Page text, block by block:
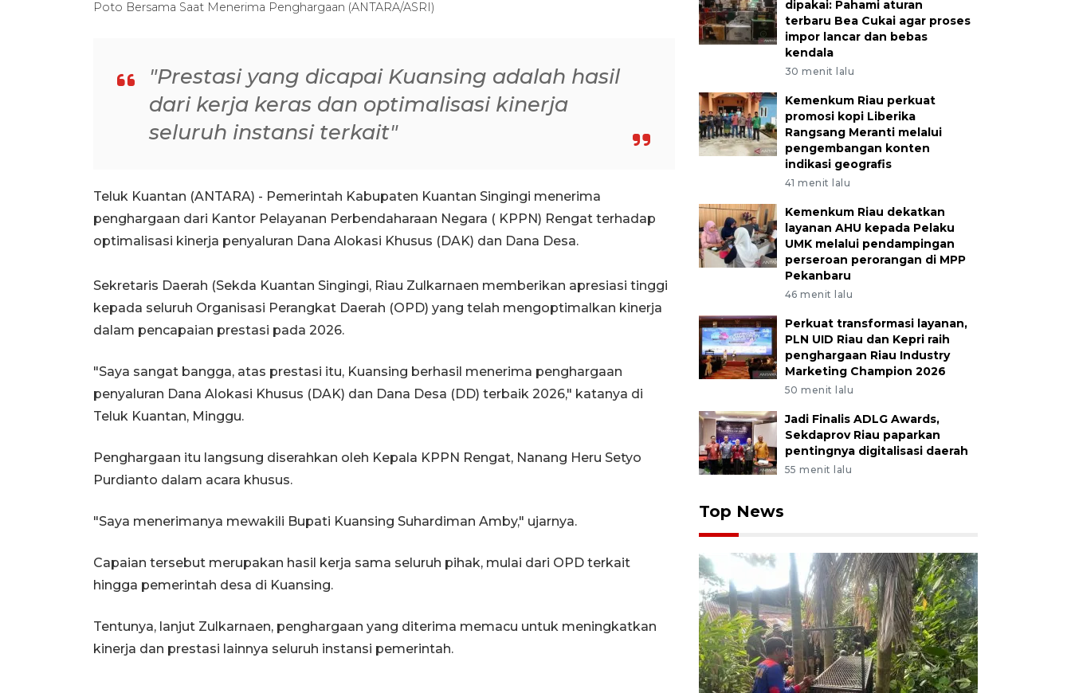
Poto Bersama Saat Menerima Penghargaan (ANTARA/ASRI)
"Prestasi yang dicapai Kuansing adalah hasil
dari kerja keras dan optimalisasi kinerja
seluruh instansi terkait"
Teluk Kuantan (ANTARA) - Pemerintah Kabupaten Kuantan Singingi menerima
penghargaan dari Kantor Pelayanan Perbendaharaan Negara ( KPPN) Rengat terhadap
optimalisasi kinerja penyaluran Dana Alokasi Khusus (DAK) dan Dana Desa.
Sekretaris Daerah (Sekda Kuantan Singingi, Riau Zulkarnaen memberikan apresiasi tinggi
kepada seluruh Organisasi Perangkat Daerah (OPD) yang telah mengoptimalkan kinerja
dalam pencapaian prestasi pada 2026.
"Saya sangat bangga, atas prestasi itu, Kuansing berhasil menerima penghargaan
penyaluran Dana Alokasi Khusus (DAK) dan Dana Desa (DD) terbaik 2026," katanya di
Teluk Kuantan, Minggu.
Penghargaan itu langsung diserahkan oleh Kepala KPPN Rengat, Nanang Heru Setyo
Purdianto dalam acara khusus.
"Saya menerimanya mewakili Bupati Kuansing Suhardiman Amby," ujarnya.
Capaian tersebut merupakan hasil kerja sama seluruh pihak, mulai dari OPD terkait
hingga pemerintah desa di Kuansing.
Tentunya, lanjut Zulkarnaen, penghargaan yang diterima memacu untuk meningkatkan
kinerja dan prestasi lainnya seluruh instansi pemerintah.
dipakai: Pahami aturan
terbaru Bea Cukai agar proses
impor lancar dan bebas
kendala
30 menit lalu
Kemenkum Riau perkuat
promosi kopi Liberika
Rangsang Meranti melalui
pengembangan konten
indikasi geografis
41 menit lalu
Kemenkum Riau dekatkan
layanan AHU kepada Pelaku
UMK melalui pendampingan
perseroan perorangan di MPP
Pekanbaru
46 menit lalu
Perkuat transformasi layanan,
PLN UID Riau dan Kepri raih
penghargaan Riau Industry
Marketing Champion 2026
50 menit lalu
Jadi Finalis ADLG Awards,
Sekdaprov Riau paparkan
pentingnya digitalisasi daerah
55 menit lalu
Top News